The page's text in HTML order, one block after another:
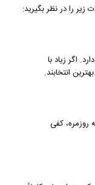
زیر را در نظر بگیرید:
اگر زیاد با
انتخابند.
کفی